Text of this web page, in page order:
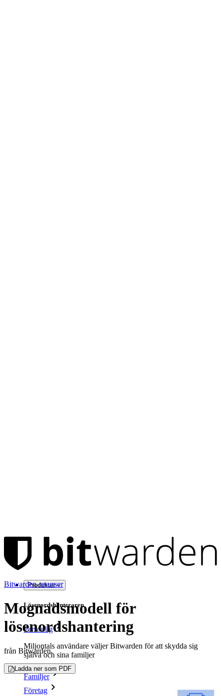
Produkter
Lösenordshanteraren
Personlig
Miljontals användare väljer Bitwarden för att skydda sig
själva och sina familjer
Familjer
Företag
Bitwarden-resurser
Mognadsmodell för
lösenordshantering
från Bitwarden
Ladda ner som PDF